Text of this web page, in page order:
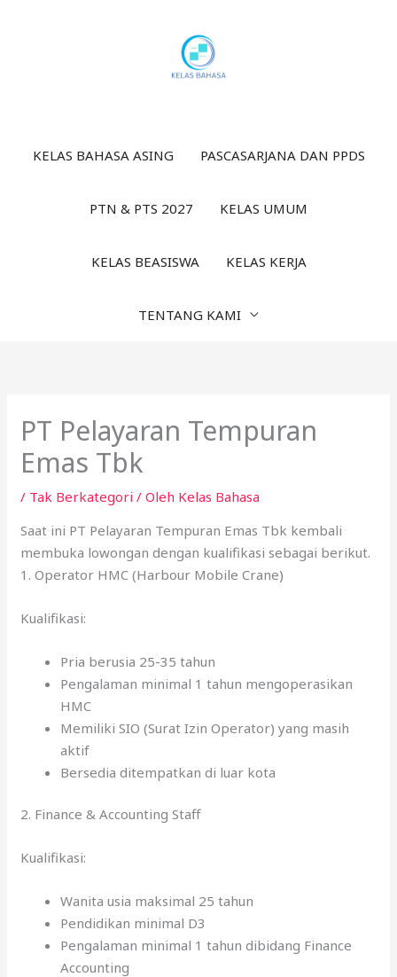
KELAS BAHASA ASING PASCASARJANA DAN PPDS
PTN & PTS 2027 KELAS UMUM
KELAS BEASISWA KELAS KERJA
TENTANG KAMI
PT Pelayaran Tempuran
Emas Tbk
/ Tak Berkategori / Oleh Kelas Bahasa
Saat ini PT Pelayaran Tempuran Emas Tbk kembali
membuka lowongan dengan kualifikasi sebagai berikut.
1. Operator HMC (Harbour Mobile Crane)
Kualifikasi:
Pria berusia 25-35 tahun
Pengalaman minimal 1 tahun mengoperasikan
HMC
Memiliki SIO (Surat Izin Operator) yang masih
aktif
Bersedia ditempatkan di luar kota
2. Finance & Accounting Staff
Kualifikasi:
Wanita usia maksimal 25 tahun
Pendidikan minimal D3
Pengalaman minimal 1 tahun dibidang Finance
Accounting